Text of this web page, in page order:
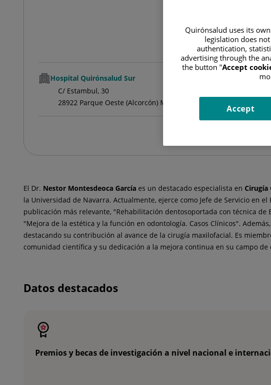
Hospital Quirónsalud Sur
C/ Estambul, 30
28922 Parque Oeste (Alcorcón) Madrid
El Dr. Nestor Montesdeoca García es un destacado especialista en Cirugía
la Universidad de Navarra. Actualmente, ejerce como Jefe de Servicio en
publicación más relevante, "Rehabilitación dentosoportada con técnica
"Mejora de la estética y la función en odontología. Casos Clínicos".
destacando su contribución al avance de la cirugía maxilofacial. Es
comunidad científica y su dedicación a la mejora continua en su campo de
Datos destacados
Premios y becas de investigación a nivel nacional e
Quirónsalud uses its
legislation does
authentication,
advertising through the
the button "Accept
Accept